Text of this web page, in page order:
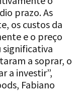
prazo. As
os custos da
e o preço
a soprar, o
a investir”,
Fabiano